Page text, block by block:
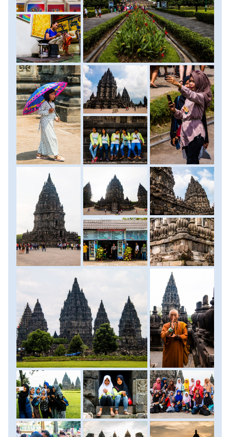
ahol elbúcsúzunk becak-sofőreinktől. Rövid szusszanást
követően bérelt buszunkra szállunk, mellyel Prambananba
utazunk. A Yogyakartától 17 kilométerre fekvő
monumentális hindu templomegyüttes, melyet a három
hindu istennek Brahmának, Visnunak és Sívának szenteltek,
a VIII-X. század között épült, s hajdanán 244 templomot
foglalt magában. Ekkor Prambanan volt a központja Jáva
szigetének majd egészét uraló hindu királyságnak. A
királyság lehanyatlásával azonban Prambanan is
elfelejtődött, ráadásul a pusztító 2006-os födrengés
hatalmas károkat okozott az templomegyüttesben. A
restaurációs munkálatoknak köszönhetően azonban a fő
szentélyeket majdnem egykori formájában látogathatjuk
meg. Miután kigyönyörködtük magunkat a csodálatos
szentélyekben, buszunkkal visszatérünk yogyakartai
szállásunkra. Este egy közeli étteremben kóstolunk bele az
indonéz gasztronómia változatos világába. Szállás: szálló;
ellátás: reggeli